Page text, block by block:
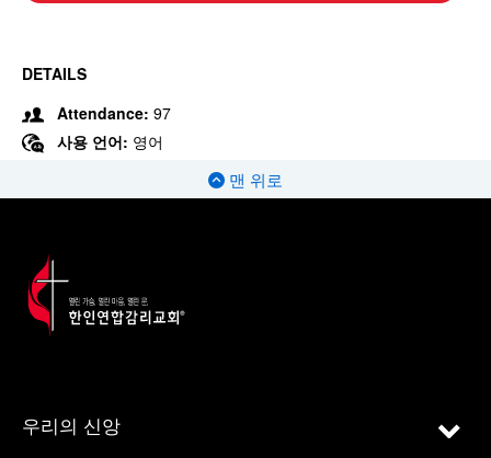
DETAILS
Attendance: 97
사용 언어: 영어
맨 위로
우리의 신앙